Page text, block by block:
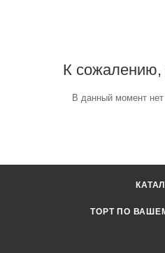
К сожалению,
В данный момент нет
ТОРТ ПО